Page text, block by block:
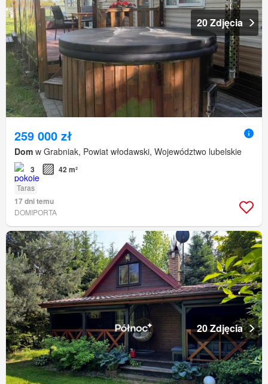
20 Zdjęcia
259 000 zł
Dom w Grabniak, Powiat włodawski, Województwo lubelskie
3 42 m²
Taras
17 dni temu
DOMIPORTA
20 Zdjęcia